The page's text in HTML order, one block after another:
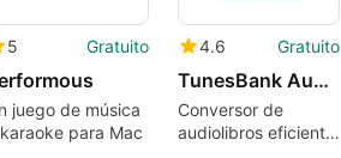
5 Gratuito
juego de música
para Mac
4.6 Gratuito
TunesBank Audible Converter
Conversor de
audiolibros eficiente